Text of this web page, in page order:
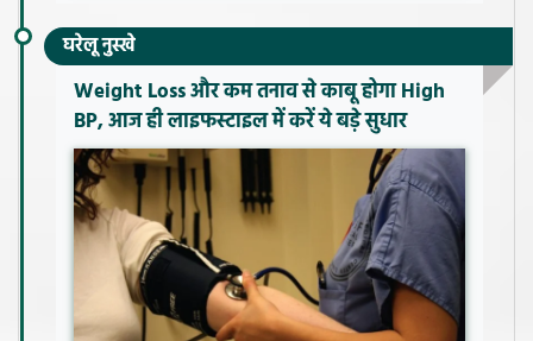
घरेलू नुस्खे
Weight Loss और कम तनाव से काबू होगा High
BP, आज ही लाइफस्टाइल में करें ये बड़े सुधार